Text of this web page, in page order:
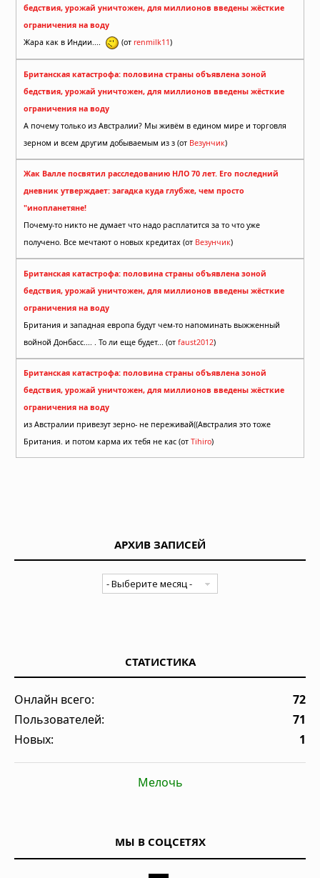
бедствия, урожай уничтожен, для миллионов введены жёсткие
ограничения на воду
Жара как в Индии....
(от renmilk11)
Британская катастрофа: половина страны объявлена зоной
бедствия, урожай уничтожен, для миллионов введены жёсткие
ограничения на воду
А почему только из Австралии? Мы живём в едином мире и торговля
зерном и всем другим добываемым из з (от Везунчик)
Жак Валле посвятил расследованию НЛО 70 лет. Его последний
дневник утверждает: загадка куда глубже, чем просто
"инопланетяне!
Почему-то никто не думает что надо расплатится за то что уже
получено. Все мечтают о новых кредитах (от Везунчик)
Британская катастрофа: половина страны объявлена зоной
бедствия, урожай уничтожен, для миллионов введены жёсткие
ограничения на воду
Британия и западная европа будут чем-то напоминать выжженный
войной Донбасс.... . То ли еще будет... (от faust2012)
Британская катастрофа: половина страны объявлена зоной
бедствия, урожай уничтожен, для миллионов введены жёсткие
ограничения на воду
из Австралии привезут зерно- не переживай((Австралия это тоже
Британия. и потом карма их тебя не кас (от Tihiro)
АРХИВ ЗАПИСЕЙ
СТАТИСТИКА
Онлайн всего:
72
Пользователей:
71
Новых:
1
Мелочь
МЫ В СОЦСЕТЯХ